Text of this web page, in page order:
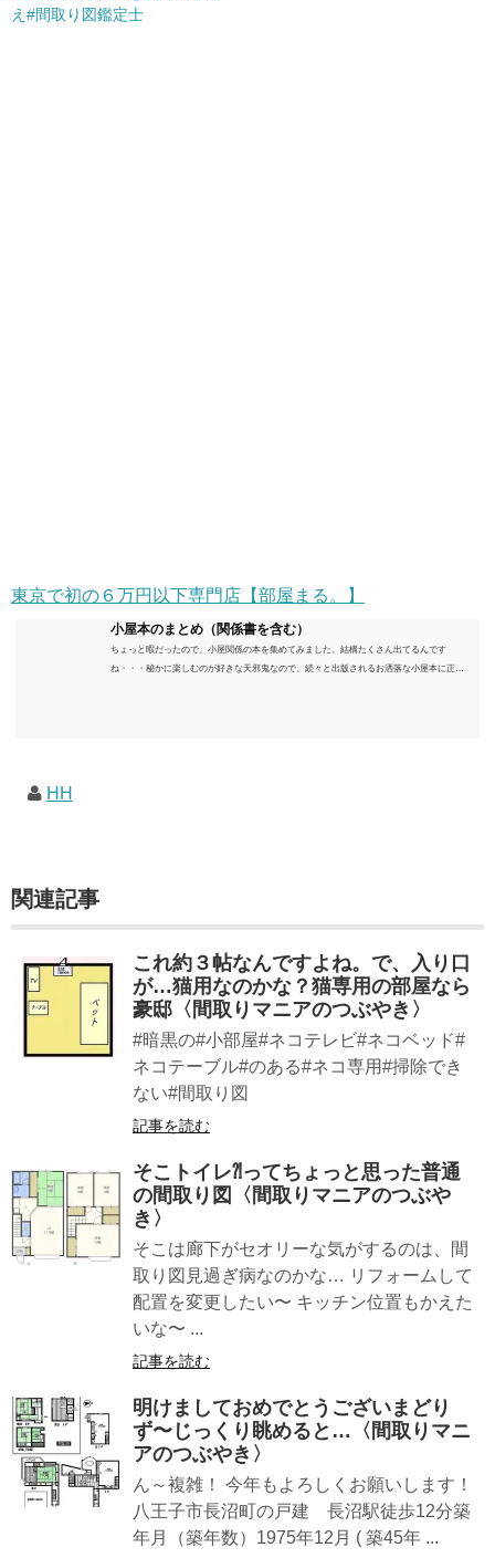
え#間取り図鑑定士
東京で初の６万円以下専門店【部屋まる。】
小屋本のまとめ（関係書を含む）
ちょっと暇だったので、小屋関係の本を集めてみました。結構たくさん出てるんです
ね・・・秘かに楽しむのが好きな天邪鬼なので、続々と出版されるお洒落な小屋本に正直
HH
関連記事
これ約３帖なんですよね。で、入り口
が…猫用なのかな？猫専用の部屋なら
豪邸〈間取りマニアのつぶやき〉
#暗黒の#小部屋#ネコテレビ#ネコベッド#
ネコテーブル#のある#ネコ専用#掃除でき
ない#間取り図
記事を読む
そこトイレ⁈ってちょっと思った普通
の間取り図〈間取りマニアのつぶや
き〉
そこは廊下がセオリーな気がするのは、間
取り図見過ぎ病なのかな… リフォームして
配置を変更したい〜 キッチン位置もかえた
いな〜 ...
記事を読む
明けましておめでとうございまどり
ず〜じっくり眺めると…〈間取りマニ
アのつぶやき〉
ん～複雑！ 今年もよろしくお願いします！
八王子市長沼町の戸建 長沼駅徒歩12分築
年月（築年数）1975年12月 ( 築45年 ...